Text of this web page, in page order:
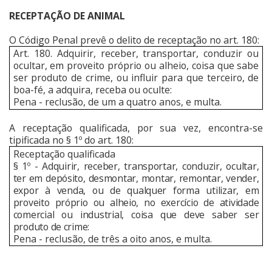
RECEPTAÇÃO DE ANIMAL
O Código Penal prevê o delito de receptação no art. 180:
Art. 180. Adquirir, receber, transportar, conduzir ou
ocultar, em proveito próprio ou alheio, coisa que sabe
ser produto de crime, ou influir para que terceiro, de
boa-fé, a adquira, receba ou oculte:
Pena - reclusão, de um a quatro anos, e multa.
A receptação qualificada, por sua vez, encontra-se
tipificada no § 1º do art. 180:
Receptação qualificada
§ 1º - Adquirir, receber, transportar, conduzir, ocultar,
ter em depósito, desmontar, montar, remontar, vender,
expor à venda, ou de qualquer forma utilizar, em
proveito próprio ou alheio, no exercício de atividade
comercial ou industrial, coisa que deve saber ser
produto de crime:
Pena - reclusão, de três a oito anos, e multa.